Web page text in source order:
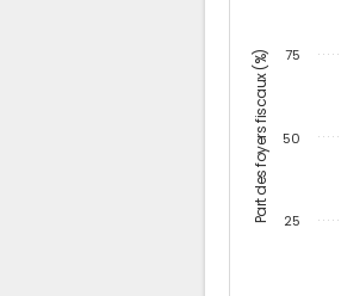
Part des foyers fiscaux (%) 25
50
75